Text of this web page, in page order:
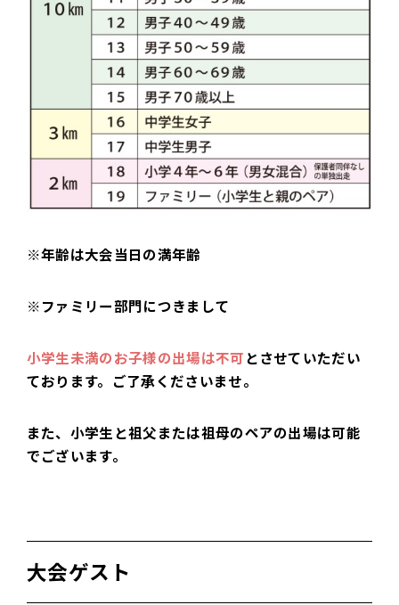
※年齢は大会当日の満年齢
※ファミリー部門につきまして
小学生未満のお子様の出場は不可とさせていただい
ております。ご了承くださいませ。
また、小学生と祖父または祖母のペアの出場は可能
でございます。
大会ゲスト